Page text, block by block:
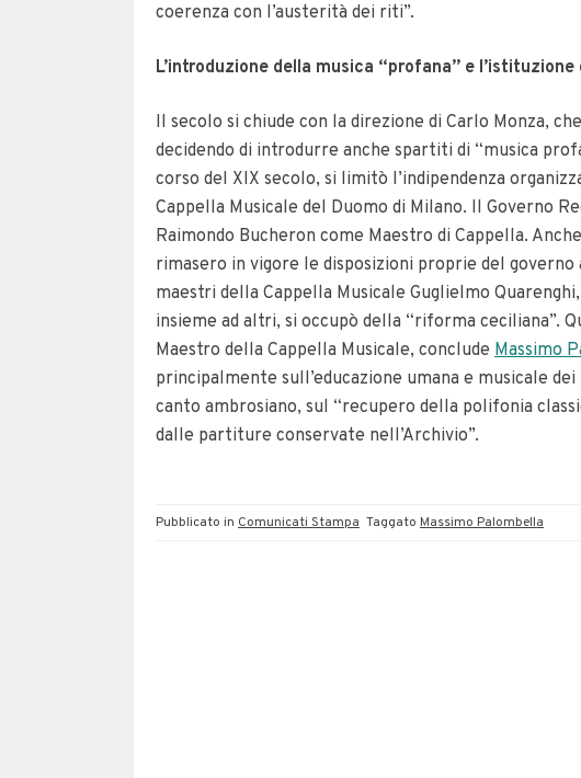
coerenza con l’austerità dei riti”.
L’introduzione della musica “profana” e
Il secolo si chiude con la direzione di Carlo Monza,
decidendo di introdurre anche spartiti di “musica
corso del XIX secolo, si limitò l’indipendenza
Cappella Musicale del Duomo di Milano. Il Governo
Raimondo Bucheron come Maestro di Cappella.
rimasero in vigore le disposizioni proprie del
maestri della Cappella Musicale Guglielmo
insieme ad altri, si occupò della “riforma ceciliana”.
Maestro della Cappella Musicale, conclude Massimo
principalmente sull’educazione umana e musicale
canto ambrosiano, sul “recupero della polifonia
dalle partiture conservate nell’Archivio”.
Pubblicato in Comunicati Stampa Taggato Massimo Palombella